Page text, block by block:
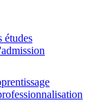
études